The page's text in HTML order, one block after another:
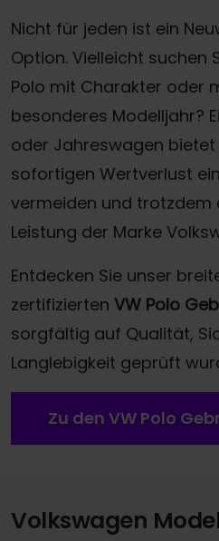
Nicht für jeden ist ein
Option. Vielleicht suchen
Polo mit Charakter oder
besonderes Modelljahr?
oder Jahreswagen
sofortigen Wertverlust
vermeiden und trotzdem
Leistung der Marke
Entdecken Sie unser
zertifizierten VW Polo
sorgfältig auf Qualität,
Langlebigkeit geprüft
Zu den VW Polo
Volkswagen